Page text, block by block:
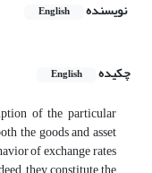
نویسنده English
چکیده
English
of the particular
the goods and asset
of exchange rates